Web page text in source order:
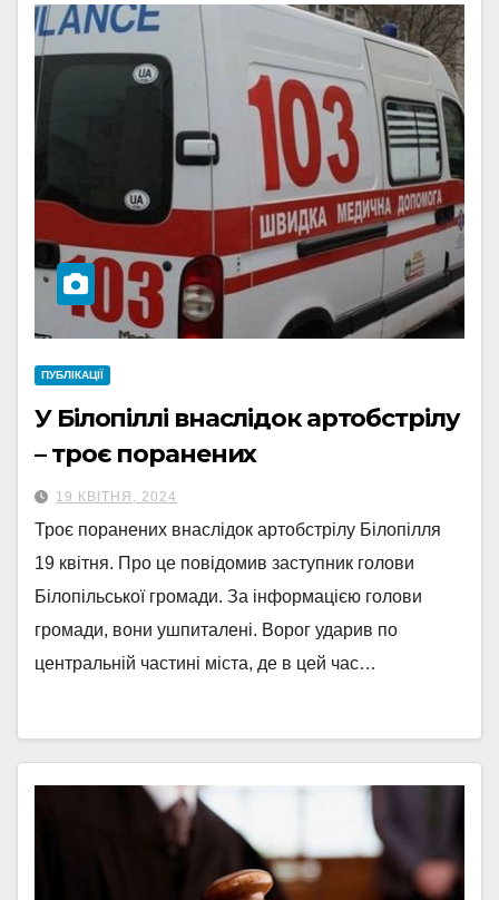
ПУБЛІКАЦІЇ
У Білопіллі внаслідок артобстрілу
– троє поранених
19 КВІТНЯ, 2024
Троє поранених внаслідок артобстрілу Білопілля
19 квітня. Про це повідомив заступник голови
Білопільської громади. За інформацією голови
громади, вони ушпиталені. Ворог ударив по
центральній частині міста, де в цей час…